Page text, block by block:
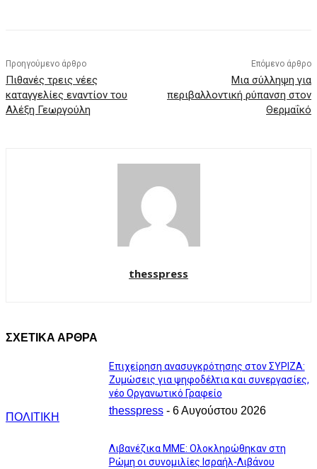
Προηγούμενο άρθρο
Πιθανές τρεις νέες
καταγγελίες εναντίον του
Αλέξη Γεωργούλη
Επόμενο άρθρο
Μια σύλληψη για
περιβαλλοντική ρύπανση στον
Θερμαΐκό
thesspress
ΣΧΕΤΙΚΑ ΑΡΘΡΑ
ΠΟΛΙΤΙΚΗ
Επιχείρηση ανασυγκρότησης στον ΣΥΡΙΖΑ:
Ζυμώσεις για ψηφοδέλτια και συνεργασίες,
νέο Οργανωτικό Γραφείο
thesspress - 6 Αυγούστου 2026
Λιβανέζικα ΜΜΕ: Ολοκληρώθηκαν στη
Ρώμη οι συνομιλίες Ισραήλ-Λιβάνου